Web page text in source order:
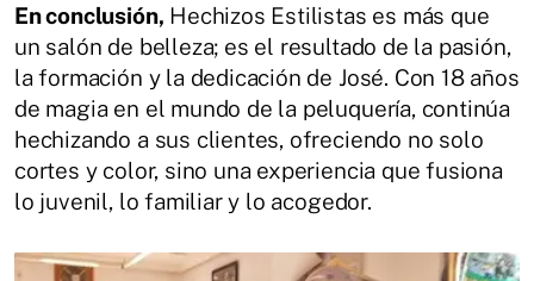
En conclusión, Hechizos Estilistas es más que
un salón de belleza; es el resultado de la pasión,
la formación y la dedicación de José. Con 18 años
de magia en el mundo de la peluquería, continúa
hechizando a sus clientes, ofreciendo no solo
cortes y color, sino una experiencia que fusiona
lo juvenil, lo familiar y lo acogedor.